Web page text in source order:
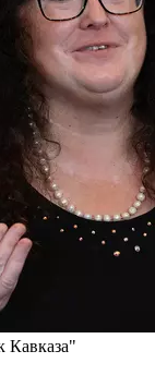
Кавказа"